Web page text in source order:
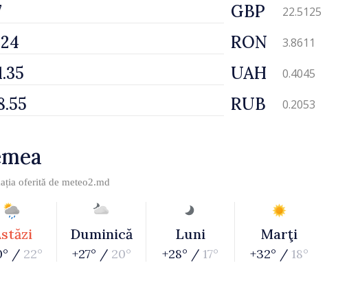
GBP 22.5125
RON 3.8611
UAH 0.4045
RUB 0.2053
oferită de meteo2.md
/ 22°
Duminică
+27° / 20°
Luni
+28° / 17°
Marţi
+32° / 18°